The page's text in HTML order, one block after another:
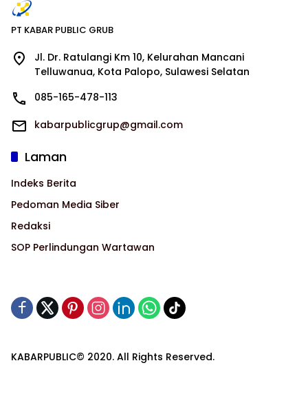
PT KABAR PUBLIC GRUB
Jl. Dr. Ratulangi Km 10, Kelurahan Mancani
Telluwanua, Kota Palopo, Sulawesi Selatan
085-165-478-113
kabarpublicgrup@gmail.com
Laman
Indeks Berita
Pedoman Media Siber
Redaksi
SOP Perlindungan Wartawan
KABARPUBLIC© 2020. All Rights Reserved.